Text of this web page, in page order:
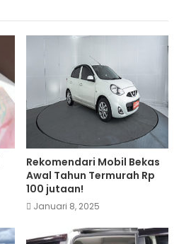
Rekomendari Mobil Bekas
Awal Tahun Termurah Rp
100 jutaan!
Januari 8, 2025